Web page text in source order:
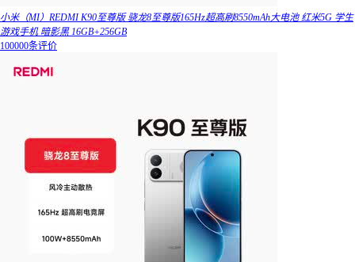
小米（MI）REDMI K90至尊版 骁龙8至尊版165Hz超高刷8550mAh大电池 红米5G 学生
游戏手机 暗影黑 16GB+256GB
100000条评价